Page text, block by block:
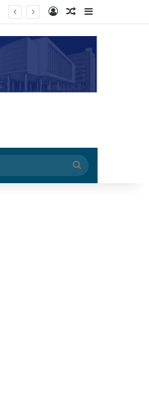
Log InRandom Article
Sidebar
Buscar
por